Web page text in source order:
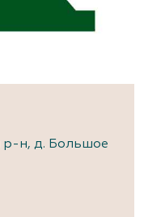
р-н, д. Большое